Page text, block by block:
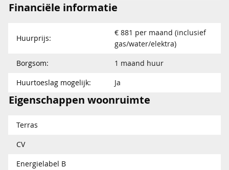
Financiële informatie
Huurprijs:
€ 881 per maand (inclusief
gas/water/elektra)
Borgsom:
1 maand huur
Huurtoeslag mogelijk:
Ja
Eigenschappen woonruimte
Terras
CV
Energielabel B